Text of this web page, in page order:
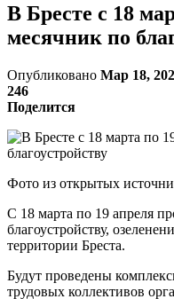
В Бресте с 18
месячник по
Опубликовано Мар 18,
246
Поделится
Фото из открытых
С 18 марта по 19 апреля
благоустройству,
территории Бреста.
Будут проведены
трудовых коллективов